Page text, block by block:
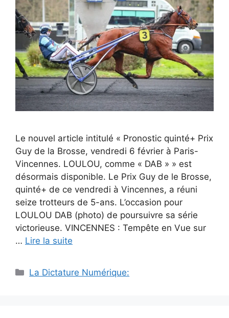
Le nouvel article intitulé « Pronostic quinté+ Prix
Guy de la Brosse, vendredi 6 février à Paris-
Vincennes. LOULOU, comme « DAB » » est
désormais disponible. Le Prix Guy de le Brosse,
quinté+ de ce vendredi à Vincennes, a réuni
seize trotteurs de 5-ans. L’occasion pour
LOULOU DAB (photo) de poursuivre sa série
victorieuse. VINCENNES : Tempête en Vue sur
… Lire la suite
Catégories
La Dictature Numérique: